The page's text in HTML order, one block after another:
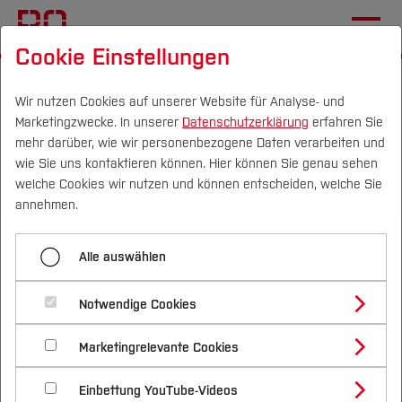
Campus Personen DE|EN Quicklinks
Studium
Studienangebote
Bachelorstudiengänge
Masterstudiengänge
Vor dem Studium
Bewerben & Einschreiben
Bewerbungsportal
Im Studium
Studienbüros und Prüfungen
Nach dem Studium
Forschung & Transfer
Profil
Forschungs- und Transferprofil
Schwerpunkte (FuT)
Beratung & Förderung
Nachhaltigkeit
Nachhaltigkeit studieren
International
Hochschulkommunikation
Pressemitteilungen
Menü aufklappen
2025
2024
2023
2022
10. Forschungssymposium
Physiotherapie in Bochum
31.03.2026PRESSEMITTEILUNG, Pflege-,
Hebammen- und Therapiewissenschaften (FB
Cookie Einstellungen
Wir nutzen Cookies auf unserer Website für Analyse- und
Marketingzwecke. In unserer Datenschutzerklärung erfahren Sie
mehr darüber, wie wir personenbezogene Daten verarbeiten und
wie Sie uns kontaktieren können. Hier können Sie genau sehen
welche Cookies wir nutzen und können entscheiden, welche Sie
annehmen.
Alle auswählen
Notwendige Cookies
Marketingrelevante Cookies
Einbettung YouTube-Videos